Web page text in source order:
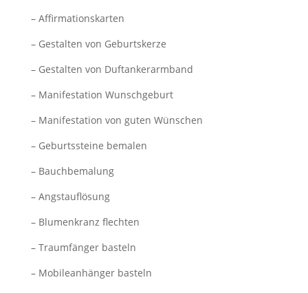
– Affirmationskarten
– Gestalten von Geburtskerze
– Gestalten von Duftankerarmband
– Manifestation Wunschgeburt
– Manifestation von guten Wünschen
– Geburtssteine bemalen
– Bauchbemalung
– Angstauflösung
– Blumenkranz flechten
– Traumfänger basteln
– Mobileanhänger basteln